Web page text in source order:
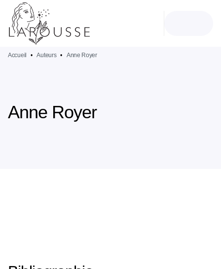
MENU
PIED DE PAGE
Accueil • Auteurs • Anne Royer
Anne Royer